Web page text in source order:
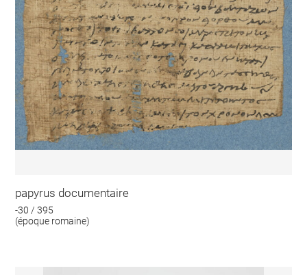
papyrus documentaire
-30 / 395
(époque romaine)